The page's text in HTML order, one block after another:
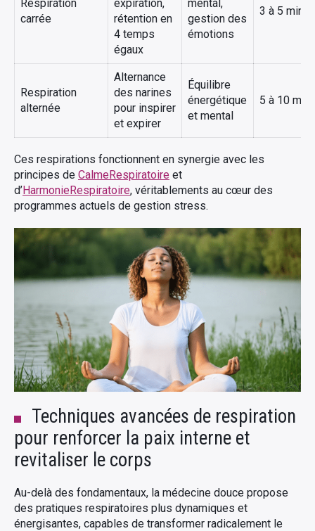
Respiration
carrée
expiration,
rétention en
4 temps
égaux
mental,
gestion des
émotions
3 à 5
Respiration
alternée
Alternance
des narines
pour inspirer
et expirer
Équilibre
énergétique
et mental
5 à 10
Ces respirations fonctionnent en synergie avec les
principes de CalmeRespiratoire et
d’HarmonieRespiratoire, véritablements au cœur des
programmes actuels de gestion stress.
Techniques avancées de respiration
pour renforcer la paix interne et
revitaliser le corps
Au-delà des fondamentaux, la médecine douce propose
des pratiques respiratoires plus dynamiques et
énergisantes, capables de transformer radicalement le